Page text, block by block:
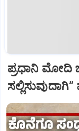
ಪ್ರಧಾನಿ ಮೋದಿ